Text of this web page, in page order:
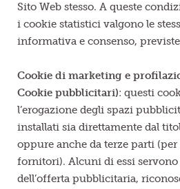
Sito Web stesso. A queste
i cookie statistici valgono le
informativa e consenso,
Cookie di marketing e
Cookie pubblicitari): questi
l’erogazione degli spazi
installati sia direttamente dal
oppure anche da terze parti
fornitori). Alcuni di essi servono
dell’offerta pubblicitaria,